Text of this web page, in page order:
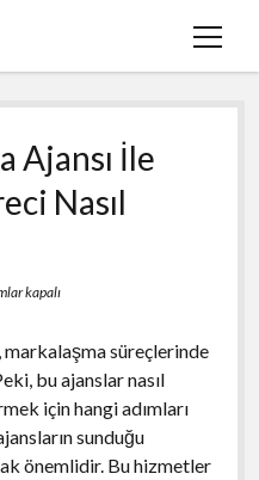
menüyü
Ajansı İle
Nasıl
kapalı
, markalaşma süreçlerinde
bu ajanslar nasıl
için hangi adımları
sunduğu
önemlidir. Bu hizmetler